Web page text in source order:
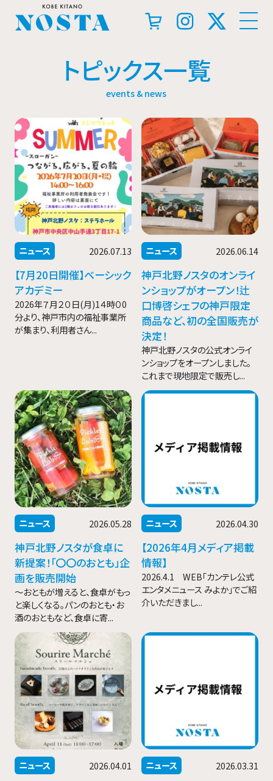
トピックス一覧
events & news
ニュース 2026.07.13
【7月20日開催】ベーシック
アカデミー
2026年７月２０日(月)1４時０0
分より、神戸市内の福祉事業所
が集まり、利用者さん...
ニュース 2026.06.14
神戸北野ノスタのオンライ
ンショップがオープン！辻
口博啓シェフの神戸限定
商品など、初の全国販売が
決定！
神戸北野ノスタの公式オンライ
ンショップをオープンしました。
これまで現地限定で販売し...
ニュース 2026.05.28
神戸北野ノスタが食卓に
新提案！「〇〇のおとも」企
画を販売開始
〜おともが増えると、食卓がもっ
と楽しくなる。パンのおとも・お
酒のおともなど、食卓に寄...
ニュース 2026.04.30
【2026年4月メディア掲載
情報】
2026.4.1 WEB「カンテレ公式
エンタメニュース みよか」でご紹
介いただきまし...
ニュース 2026.04.01 ニュース 2026.03.31